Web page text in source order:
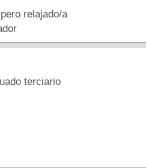
relajado/a
terciario